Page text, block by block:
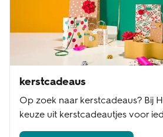
kerstcadeaus
Op zoek naar kerstcadeaus? Bij
keuze uit kerstcadeautjes voor